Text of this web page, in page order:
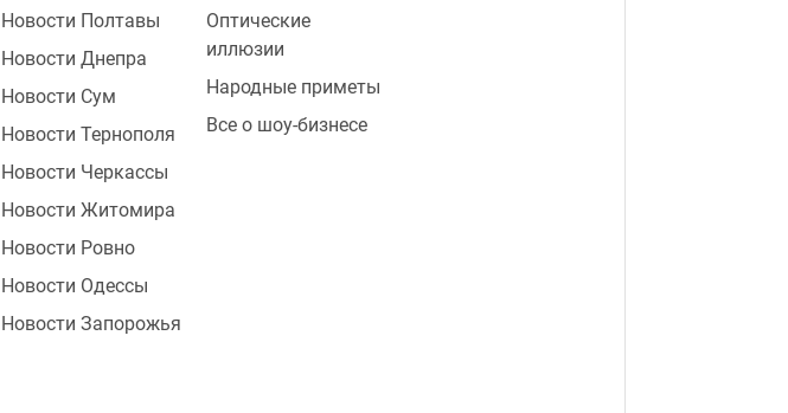
Новости Полтавы
Новости Днепра
Новости Сум
Новости Тернополя
Новости Черкассы
Новости Житомира
Новости Ровно
Новости Одессы
Новости Запорожья
Оптические
иллюзии
Народные приметы
Все о шоу-бизнесе